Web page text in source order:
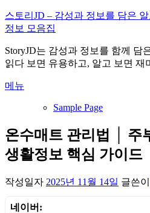
내
용
로
바
가
스토리JD – 감성과 정보를 담은
정보 모음집
StoryJD는 감성과 정보를 함께 담
읽다 보면 유용하고, 알고 보면 재
메뉴
Sample Page
온수매트 관리법 │ 주
생활정보 핵심 가이드
작성일자 2025년 11월 14일 글쓴이
네이버: